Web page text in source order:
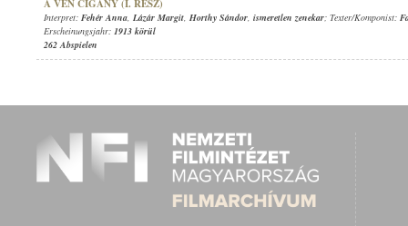
A VÉN CIGÁNY (I. RÉSZ)
Interpret: Fehér Anna, Lázár Margit, Horthy Sándor, ismeretlen zenekar; Texter/Komponist:
Erscheinungsjahr: 1913 körül
262 Abspielen